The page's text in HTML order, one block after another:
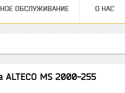
ОБСЛУЖИВАНИЕ О НАС
ALTECO MS 2000-255